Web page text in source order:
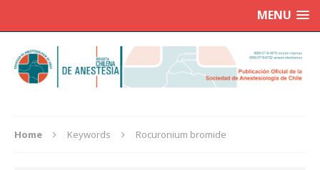
MENU
Home Keywords Rocuronium bromide